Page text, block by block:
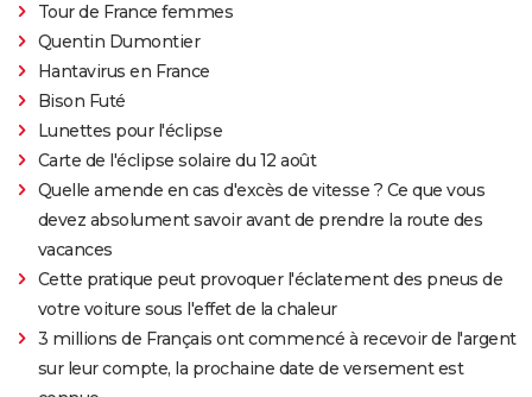
Tour de France femmes
Quentin Dumontier
Hantavirus en France
Bison Futé
Lunettes pour l'éclipse
Carte de l'éclipse solaire du 12 août
Quelle amende en cas d'excès de vitesse ? Ce que vous
devez absolument savoir avant de prendre la route des
vacances
Cette pratique peut provoquer l'éclatement des pneus de
votre voiture sous l'effet de la chaleur
3 millions de Français ont commencé à recevoir de l'argent
sur leur compte, la prochaine date de versement est